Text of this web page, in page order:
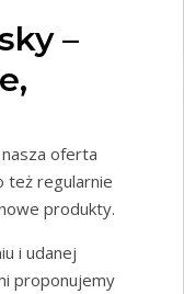
–
oferta
też regularnie
produkty.
i udanej
proponujemy